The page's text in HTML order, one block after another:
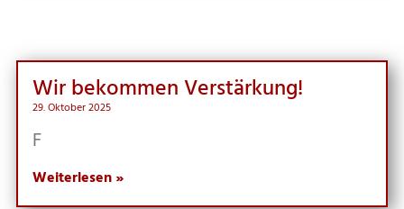
Wir bekom­men Verstärkung!
29. Oktober 2025
F
Weiterlesen »